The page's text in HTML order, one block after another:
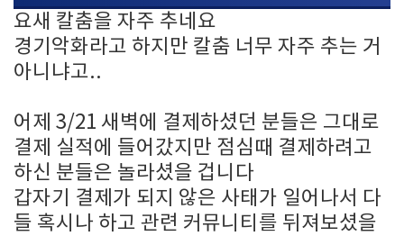
요새 칼춤을 자주 추네요
경기악화라고 하지만 칼춤 너무 자주 추는 거
아니냐고..
어제 3/21 새벽에 결제하셨던 분들은 그대로
결제 실적에 들어갔지만 점심때 결제하려고
하신 분들은 놀라셨을 겁니다
갑자기 결제가 되지 않은 사태가 일어나서 다
들 혹시나 하고 관련 커뮤니티를 뒤져보셨을